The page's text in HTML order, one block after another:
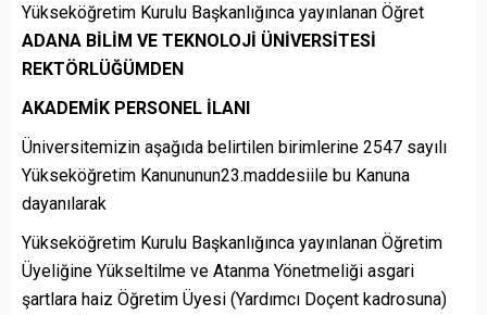
Yükseköğretim Kurulu Başkanlığınca yayınlanan Öğret
ADANA BİLİM VE TEKNOLOJİ ÜNİVERSİTESİ
REKTÖRLÜĞÜMDEN
AKADEMİK PERSONEL İLANI
Üniversitemizin aşağıda belirtilen birimlerine 2547 sayılı
Yükseköğretim Kanununun23.maddesiile bu Kanuna
dayanılarak
Yükseköğretim Kurulu Başkanlığınca yayınlanan Öğretim
Üyeliğine Yükseltilme ve Atanma Yönetmeliği asgari
şartlara haiz Öğretim Üyesi (Yardımcı Doçent kadrosuna)